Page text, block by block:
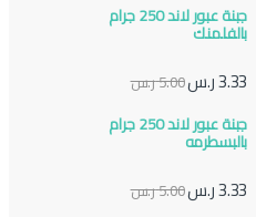
جبنة عبور لاند 250 جرام
بالفلمنك
3.33ر.س5.00ر.س
جبنة عبور لاند 250 جرام
بالبسطرمه
3.33ر.س5.00ر.س